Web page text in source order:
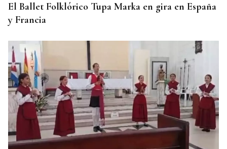
El Ballet Folklórico Tupa Marka en gira en España
y Francia